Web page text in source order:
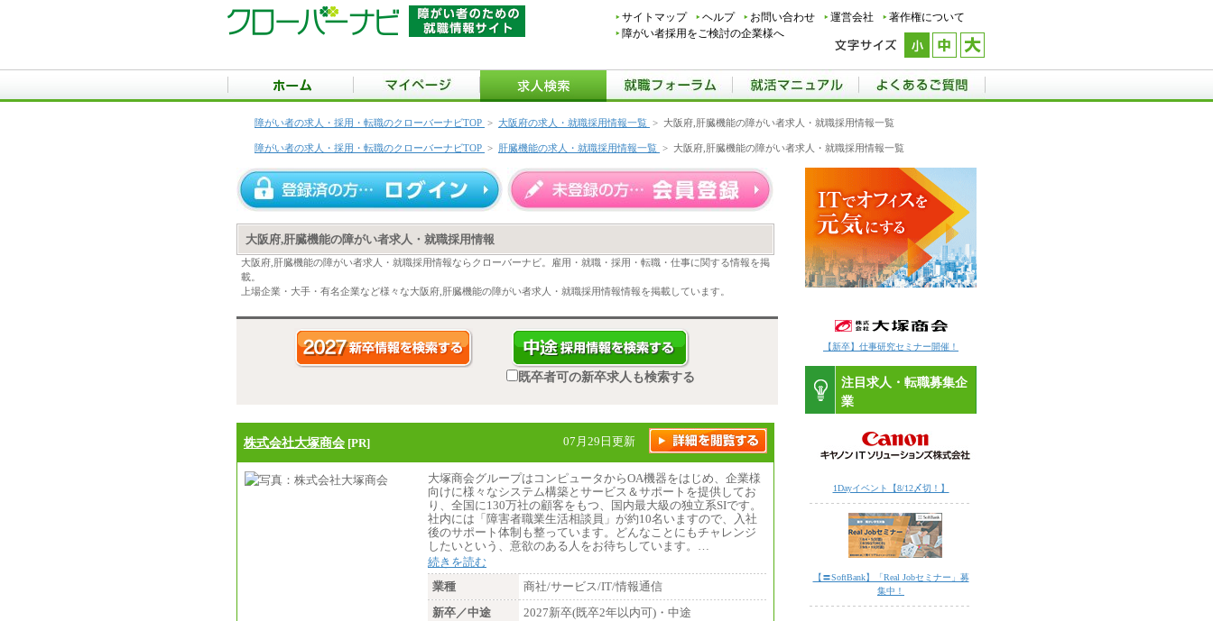
サイトマップ ヘルプ お問い合わせ 運営会社
著作権について
障がい者採用をご検討の企業様へ
障がい者の求人・採用・転職のクローバーナビTOP > 大阪府の求人・就職採用情報一覧 > 大阪府,肝臓機能の障がい者求人・就職採用情報一覧
障がい者の求人・採用・転職のクローバーナビTOP > 肝臓機能の求人・就職採用情報一覧 > 大阪府,肝臓機能の障がい者求人・就職採用情報一覧
大阪府,肝臓機能の障がい者求人・就職採用情報
大阪府,肝臓機能の障がい者求人・就職採用情報ならクローバーナビ。雇用・就職・採用・転職・仕事に関する情報を掲
載。
上場企業・大手・有名企業など様々な大阪府,肝臓機能の障がい者求人・就職採用情報情報を掲載しています。
既卒者可の新卒求人も検索する
株式会社大塚商会 [PR] 07月29日更新
大塚商会グループはコンピュータからOA機器をはじめ、企業様
向けに様々なシステム構築とサービス＆サポートを提供してお
り、全国に130万社の顧客をもつ、国内最大級の独立系SIです。
社内には「障害者職業生活相談員」が約10名いますので、入社
後のサポート体制も整っています。どんなことにもチャレンジ
したいという、意欲のある人をお待ちしています。…
続きを読む
業種
商社/サービス/IT/情報通信
新卒／中途
2027新卒(既卒2年以内可)・中途
【新卒】仕事研究セミナー開催！
注目求人・転職募集企
業
1Dayイベント【8/12〆切！】
【〓SoftBank】「Real Jobセミナー」募
集中！